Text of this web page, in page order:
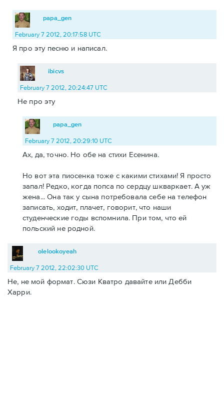
papa_gen
February 7 2012, 20:17:58 UTC
Я про эту песню и написал.
ibicvs
February 7 2012, 20:24:47 UTC
Не про эту
papa_gen
February 7 2012, 20:29:10 UTC
Ах, да, точно. Но обе на стихи Есенина.
Но вот эта пиосенка тоже с какими стихами! Я просто
запал! Редко, когда попса по сердцу шкваркает. А уж
жена... Она так у сына потребовала себе на телефон
записать, ходит, плачет, говорит, что наши
студенческие годы вспомнила. При том, что ей
польский не родной.
olelookoyeah
February 7 2012, 22:02:30 UTC
Не, не мой формат. Сюзи Кватро давайте или Дебби
Харри.